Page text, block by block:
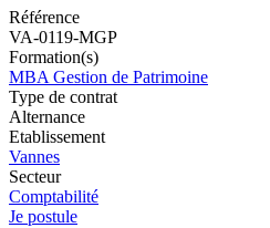
Référence
VA-0119-MGP
Formation(s)
MBA Gestion de Patrimoine
Type de contrat
Alternance
Etablissement
Vannes
Secteur
Comptabilité
Je postule